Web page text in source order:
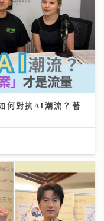
何對抗AI潮流？著